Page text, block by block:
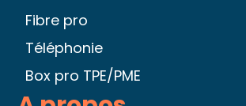
Fibre pro
Téléphonie
Box pro TPE/PME